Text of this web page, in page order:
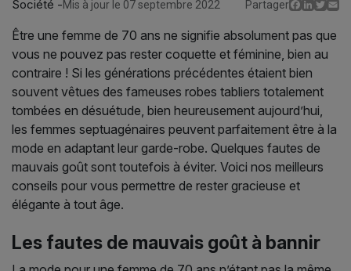
Société -Mis à jour le 07 septembre 2022 Partager
Être une femme de 70 ans ne signifie absolument pas que
vous ne pouvez pas rester coquette et féminine, bien au
contraire ! Si les générations précédentes étaient bien
souvent vêtues des fameuses robes tabliers totalement
tombées en désuétude, bien heureusement aujourd’hui,
les femmes septuagénaires peuvent parfaitement être à la
mode en adaptant leur garde-robe. Quelques fautes de
mauvais goût sont toutefois à éviter. Voici nos meilleurs
conseils pour vous permettre de rester gracieuse et
élégante à tout âge.
Les fautes de mauvais goût à bannir